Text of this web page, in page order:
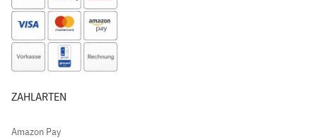
ZAHLARTEN
Amazon Pay